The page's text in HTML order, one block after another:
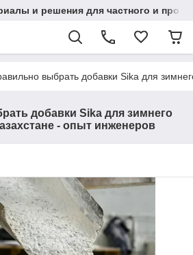
и решения для частного и
выбрать добавки Sika для
добавки Sika для зимнего
- опыт инженеров